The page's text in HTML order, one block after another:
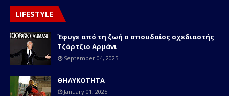
LIFESTYLE
Έφυγε από τη ζωή ο σπουδαίος σχεδιαστής
Τζόρτζιο Αρμάνι
September 04, 2025
ΘΗΛΥΚΟΤΗΤΑ
January 01, 2025